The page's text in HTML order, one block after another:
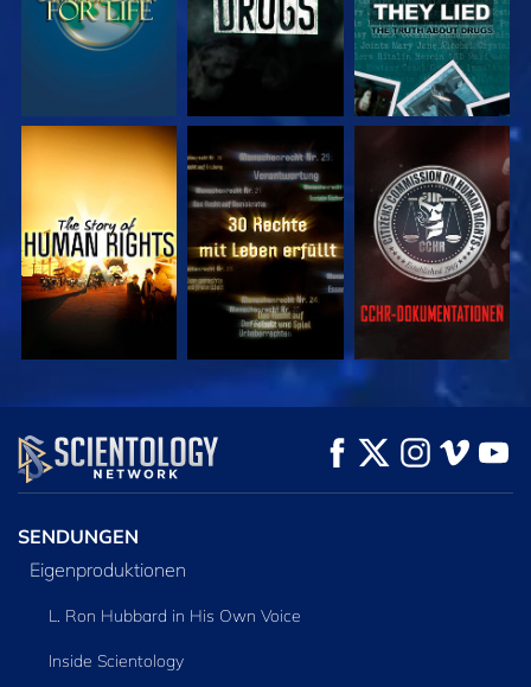
ANSEHEN ANSEHEN ANSEHEN
ANSEHEN
SERIE
ENTDECKEN
SENDUNGEN
Eigenproduktionen
L. Ron Hubbard in His Own Voice
Inside Scientology